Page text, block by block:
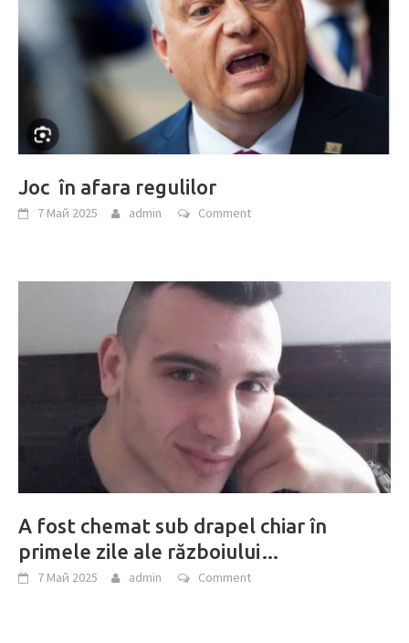
Joc în afara regulilor
7 Май 2025 admin Comment
A fost chemat sub drapel chiar în
primele zile ale războiului…
7 Май 2025 admin Comment